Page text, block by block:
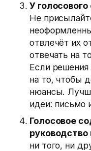
У
Не
отвлечёт их
отвечать на
Если решения
на то, чтобы
нюансы.
идеи: письмо
Голосовое
ни того, ни